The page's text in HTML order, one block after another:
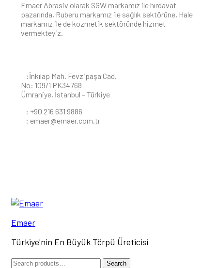
Emaer Abrasiv olarak SGW markamız ile hırdavat
pazarında, Ruberu markamız ile sağlık sektörüne, Hale
markamız ile de kozmetik sektöründe hizmet
vermekteyiz.
:İnkılap Mah. Fevzipaşa Cad.
No: 109/1 PK34768
Ümraniye, İstanbul – Türkiye
: +90 216 631 9886
: emaer@emaer.com.tr
Menu
Emaer
Türkiye'nin En Büyük Törpü Üreticisi
Search
Search